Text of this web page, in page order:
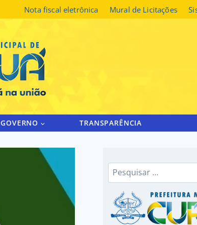
Nota fiscal eletrônica Mural de Licitações
GOVERNO TRANSPARÊNCIA
Pesquisar
por: